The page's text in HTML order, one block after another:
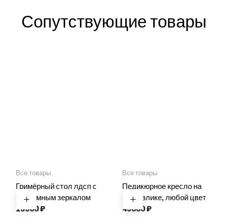
Сопутствующие товары
Все товары
Гримёрный стол лдсп с
безрамным зеркалом
19900₽
Все товары
Педикюрное кресло на
гидравлике, любой цвет
49000₽